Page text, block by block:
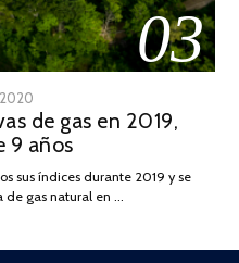
03
DE
JULIO
2025
de gas en 2019,
9 años
sus índices durante 2019 y se
gas natural en …